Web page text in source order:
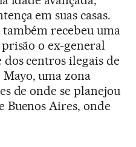
em suas casas.
recebeu uma
prisão o ex-general
dos centros ilegais de
uma zona
de onde se planejou
Buenos Aires, onde